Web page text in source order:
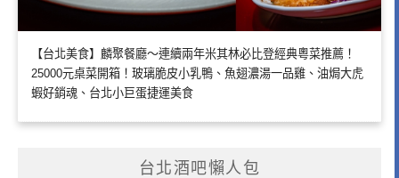
【台北美食】麟聚餐廳～連續兩年米其林必比登經典粵菜推薦！
25000元桌菜開箱！玻璃脆皮小乳鴨、魚翅濃湯一品雞、油焗大虎
蝦好銷魂、台北小巨蛋捷運美食
台北酒吧懶人包